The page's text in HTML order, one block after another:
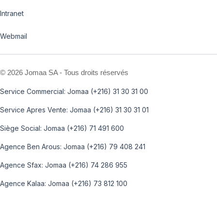
Intranet
Webmail
© 2026 Jomaa SA - Tous droits réservés
Service Commercial: Jomaa (+216) 31 30 31 00
Service Apres Vente: Jomaa (+216) 31 30 31 01
Siège Social: Jomaa (+216) 71 491 600
Agence Ben Arous: Jomaa (+216) 79 408 241
Agence Sfax: Jomaa (+216) 74 286 955
Agence Kalaa: Jomaa (+216) 73 812 100